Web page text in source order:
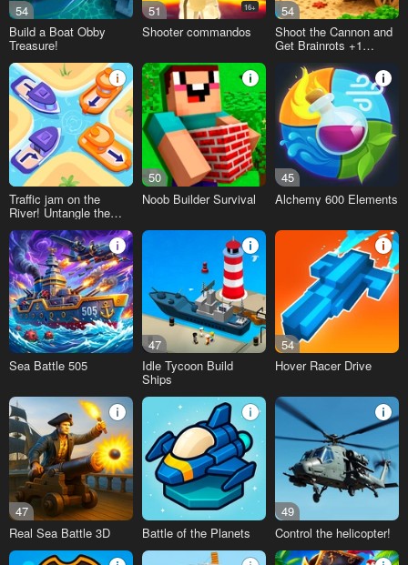
54
Build a Boat Obby
Treasure!
51 16+
Shooter commandos
54
Shoot the Cannon and
Get Brainrots +1
Traffic jam on the
River! Untangle the
50
Noob Builder Survival
45
Alchemy 600 Elements
Sea Battle 505
47
Idle Tycoon Build
Ships
54
Hover Racer Drive
47
Real Sea Battle 3D
Battle of the Planets
49
Control the helicopter!